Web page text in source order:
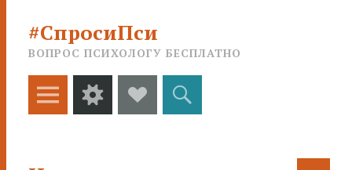
#СпросиПси
ВОПРОС ПСИХОЛОГУ БЕСПЛАТНО
Меню ВиджетыSocial
Links
Поиск